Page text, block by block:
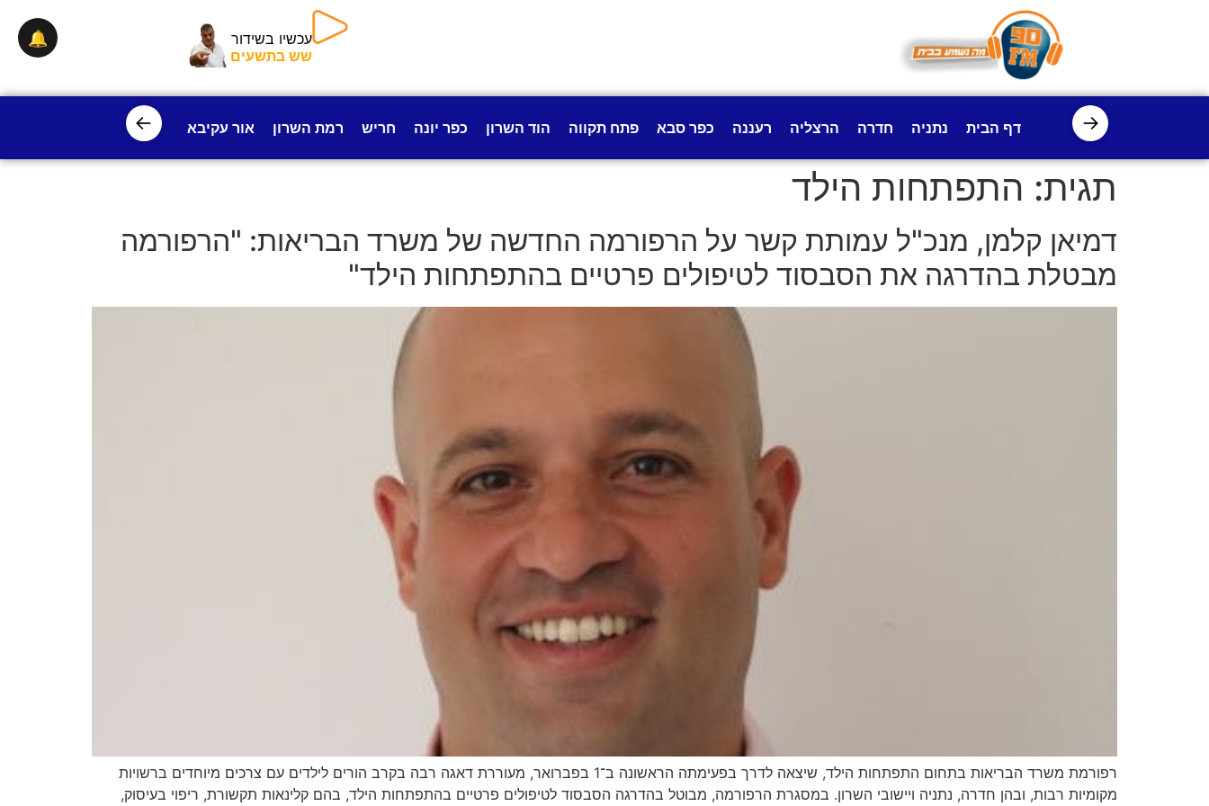
עכשיו בשידור
שש בתשעים
→ דף הבית נתניה חדרה הרצליה רעננה כפר סבא פתח תקווה הוד השרון כפר יונה חריש רמת השרון אור עקיבא פרדס חנה
←
תגית: התפתחות הילד
דמיאן קלמן, מנכ"ל עמותת קשר על הרפורמה החדשה של משרד הבריאות: "הרפורמה
מבטלת בהדרגה את הסבסוד לטיפולים פרטיים בהתפתחות הילד"
רפורמת משרד הבריאות בתחום התפתחות הילד, שיצאה לדרך בפעימתה הראשונה ב־1 בפברואר, מעוררת דאגה רבה בקרב הורים לילדים עם צרכים מיוחדים ברשויות
מקומיות רבות, ובהן חדרה, נתניה ויישובי השרון. במסגרת הרפורמה, מבוטל בהדרגה הסבסוד לטיפולים פרטיים בהתפתחות הילד, בהם קלינאות תקשורת, ריפוי בעיסוק,
🔔